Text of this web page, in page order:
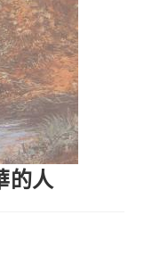
的人